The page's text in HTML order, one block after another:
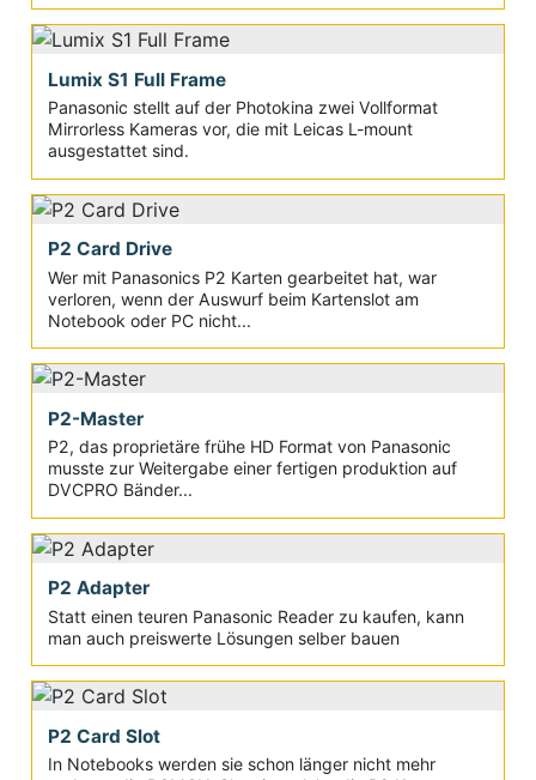
Lumix S1 Full Frame
Panasonic stellt auf der Photokina zwei Vollformat
Mirrorless Kameras vor, die mit Leicas L-mount
ausgestattet sind.
P2 Card Drive
Wer mit Panasonics P2 Karten gearbeitet hat, war
verloren, wenn der Auswurf beim Kartenslot am
Notebook oder PC nicht...
P2-Master
P2, das proprietäre frühe HD Format von Panasonic
musste zur Weitergabe einer fertigen produktion auf
DVCPRO Bänder...
P2 Adapter
Statt einen teuren Panasonic Reader zu kaufen, kann
man auch preiswerte Lösungen selber bauen
P2 Card Slot
In Notebooks werden sie schon länger nicht mehr